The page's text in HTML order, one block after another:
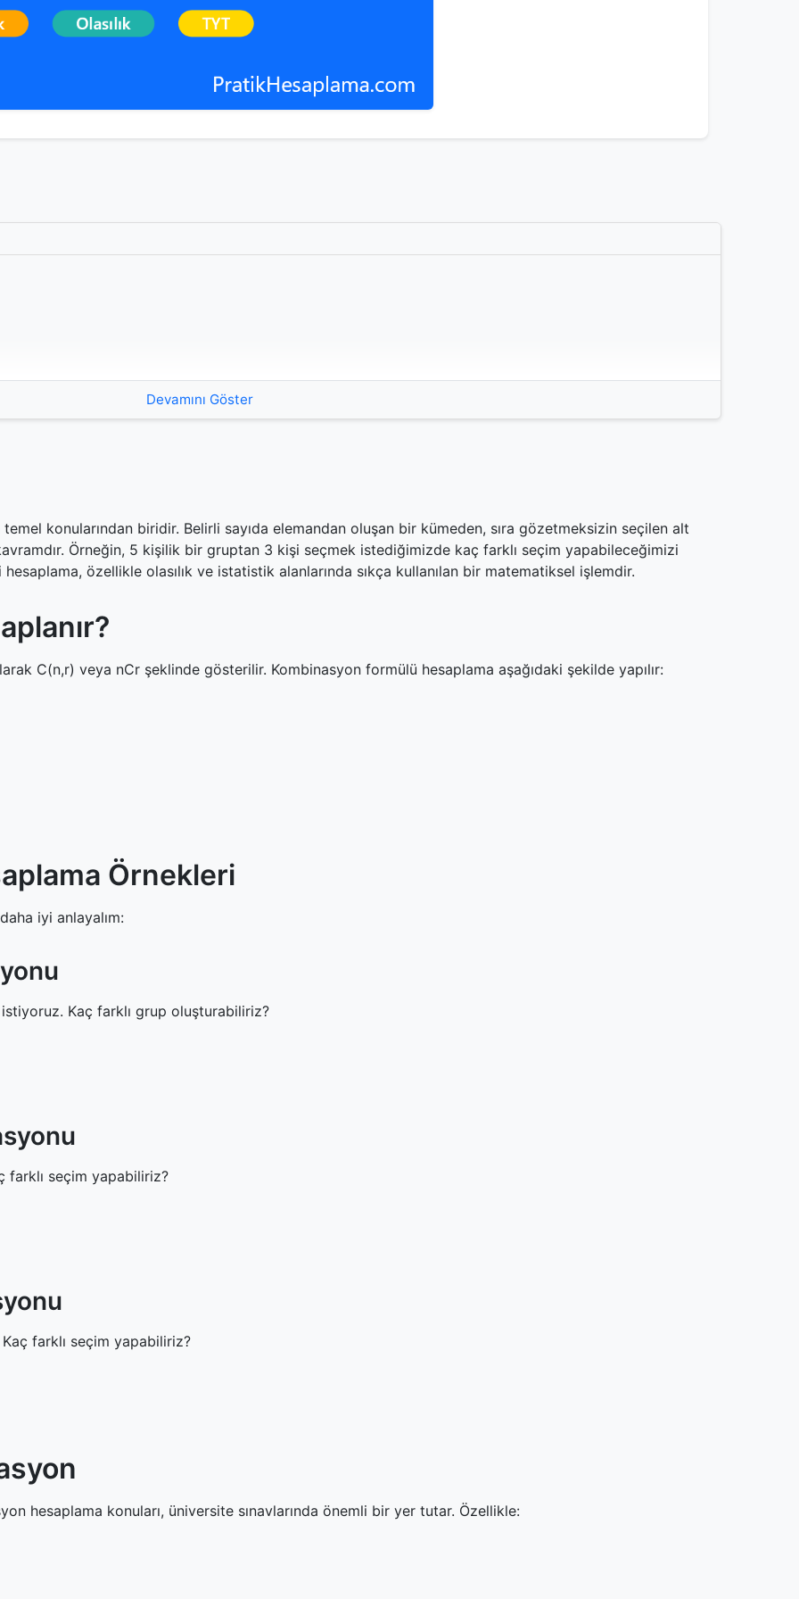
Devamını Göster
konularından biridir. Belirli sayıda elemandan oluşan bir kümeden, sıra gözetmeksizin seçilen alt
Örneğin, 5 kişilik bir gruptan 3 kişi seçmek istediğimizde kaç farklı seçim yapabileceğimizi
özellikle olasılık ve istatistik alanlarında sıkça kullanılan bir matematiksel işlemdir.
C(n,r) veya nCr şeklinde gösterilir. Kombinasyon formülü hesaplama aşağıdaki şekilde yapılır:
Örnekleri
iyi anlayalım:
Kaç farklı grup oluşturabiliriz?
farklı seçim yapabiliriz?
farklı seçim yapabiliriz?
hesaplama konuları, üniversite sınavlarında önemli bir yer tutar. Özellikle: